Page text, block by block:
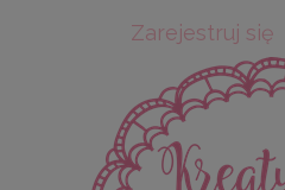
Zarejestruj się